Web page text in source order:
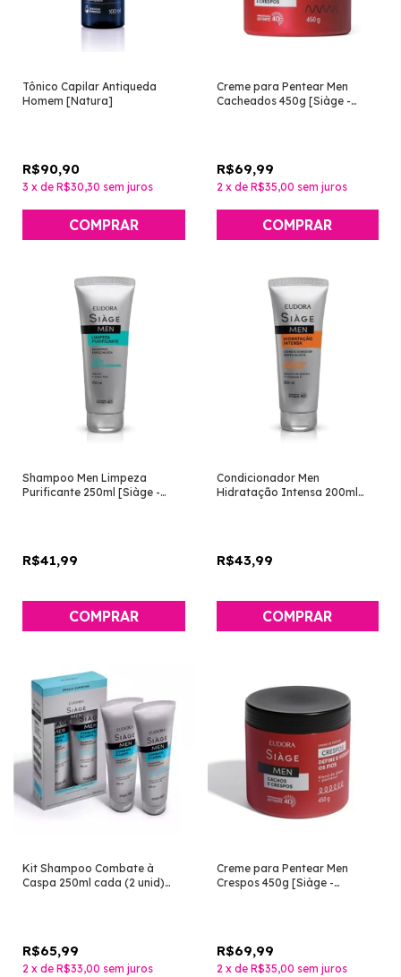
Tônico Capilar Antiqueda
Homem [Natura]
R$90,90
3 x de R$30,30 sem juros
Creme para Pentear Men
Cacheados 450g [Siàge -
R$69,99
2 x de R$35,00 sem juros
Shampoo Men Limpeza
Purificante 250ml [Siàge -
R$41,99
Condicionador Men
Hidratação Intensa 200ml
R$43,99
Kit Shampoo Combate à
Caspa 250ml cada (2 unid)
R$65,99
2 x de R$33,00 sem juros
Creme para Pentear Men
Crespos 450g [Siàge -
R$69,99
2 x de R$35,00 sem juros